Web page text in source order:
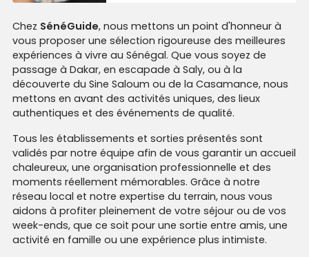
Chez SénéGuide, nous mettons un point d'honneur à
vous proposer une sélection rigoureuse des meilleures
expériences à vivre au Sénégal. Que vous soyez de
passage à Dakar, en escapade à Saly, ou à la
découverte du Sine Saloum ou de la Casamance, nous
mettons en avant des activités uniques, des lieux
authentiques et des événements de qualité.
Tous les établissements et sorties présentés sont
validés par notre équipe afin de vous garantir un accueil
chaleureux, une organisation professionnelle et des
moments réellement mémorables. Grâce à notre
réseau local et notre expertise du terrain, nous vous
aidons à profiter pleinement de votre séjour ou de vos
week-ends, que ce soit pour une sortie entre amis, une
activité en famille ou une expérience plus intimiste.